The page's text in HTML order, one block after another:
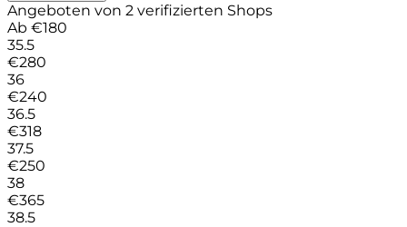
Angeboten von 2 verifizierten Shops
Ab €180
35.5
€280
36
€240
36.5
€318
37.5
€250
38
€365
38.5